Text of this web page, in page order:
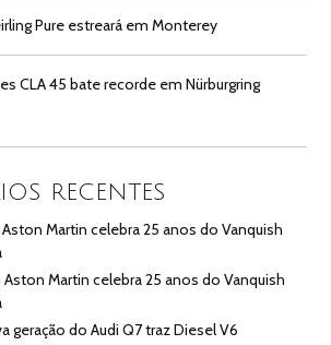
Pure estreará em Monterey
CLA 45 bate recorde em Nürburgring
RECENTES
Aston Martin celebra 25 anos do Vanquish
Aston Martin celebra 25 anos do Vanquish
geração do Audi Q7 traz Diesel V6